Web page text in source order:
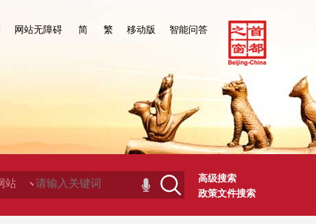
网站无障碍 简 繁 移动版 智能问答
高级搜索
政策文件搜索